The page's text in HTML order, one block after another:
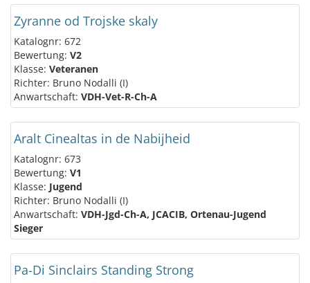
Zyranne od Trojske skaly
Katalognr: 672
Bewertung: V2
Klasse: Veteranen
Richter: Bruno Nodalli (I)
Anwartschaft: VDH-Vet-R-Ch-A
Aralt Cinealtas in de Nabijheid
Katalognr: 673
Bewertung: V1
Klasse: Jugend
Richter: Bruno Nodalli (I)
Anwartschaft: VDH-Jgd-Ch-A, JCACIB, Ortenau-Jugend
Sieger
Pa-Di Sinclairs Standing Strong